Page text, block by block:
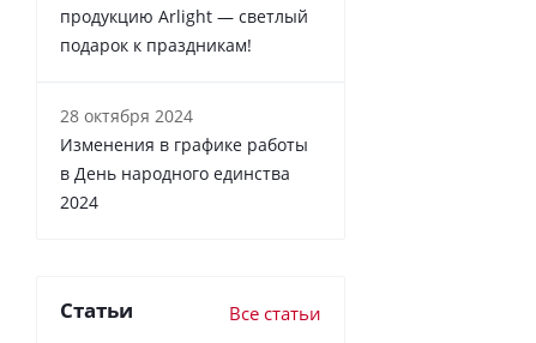
продукцию Arlight — светлый
подарок к праздникам!
28 октября 2024
Изменения в графике работы
в День народного единства
2024
Статьи Все статьи